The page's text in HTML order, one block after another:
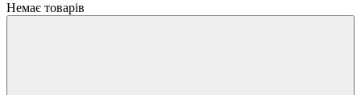
Немає товарів